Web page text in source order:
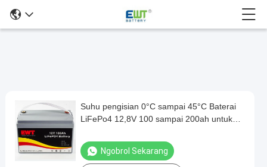
Suhu
pengisian
0°C
sampai
Suhu pengisian 0°C sampai 45°C Baterai
LiFePo4 12,8V 100 sampai 200ah untuk
Ngobrol Sekarang